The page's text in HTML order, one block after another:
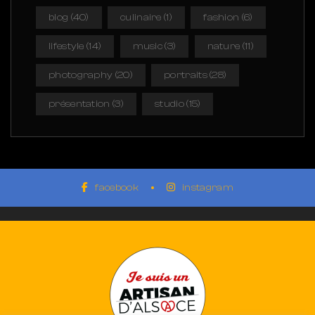
blog (40) culinaire (1) fashion (6)
lifestyle (14) music(3) nature (11)
photography (20) portraits(28)
présentation (3) studio(15)
facebook instagram